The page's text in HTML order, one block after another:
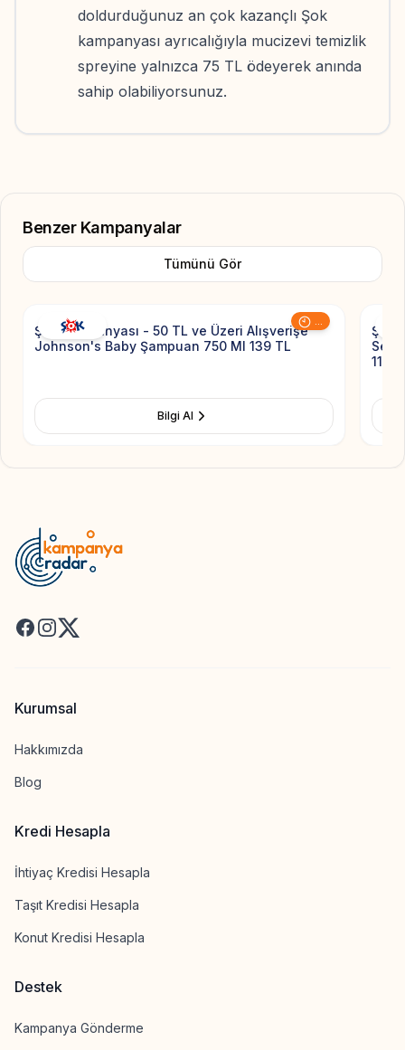
doldurduğunuz an çok kazançlı Şok
kampanyası ayrıcalığıyla mucizevi temizlik
spreyine yalnızca 75 TL ödeyerek anında
sahip olabiliyorsunuz.
Benzer Kampanyalar
Tümünü Gör
Add to
Şok Kampanyası - 50 TL ve Üzeri Alışverişe
Johnson's Baby Şampuan 750 Ml 139 TL
Bilgi Al
Şok
110
Facebook
Instagram
X
Kurumsal
Hakkımızda
Blog
Kredi Hesapla
İhtiyaç Kredisi Hesapla
Taşıt Kredisi Hesapla
Konut Kredisi Hesapla
Destek
Kampanya Gönderme